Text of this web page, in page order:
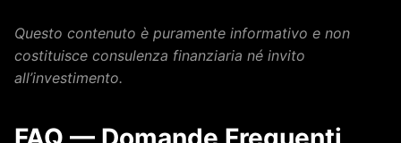
Questo contenuto è puramente informativo e non
costituisce consulenza finanziaria né invito
all’investimento.